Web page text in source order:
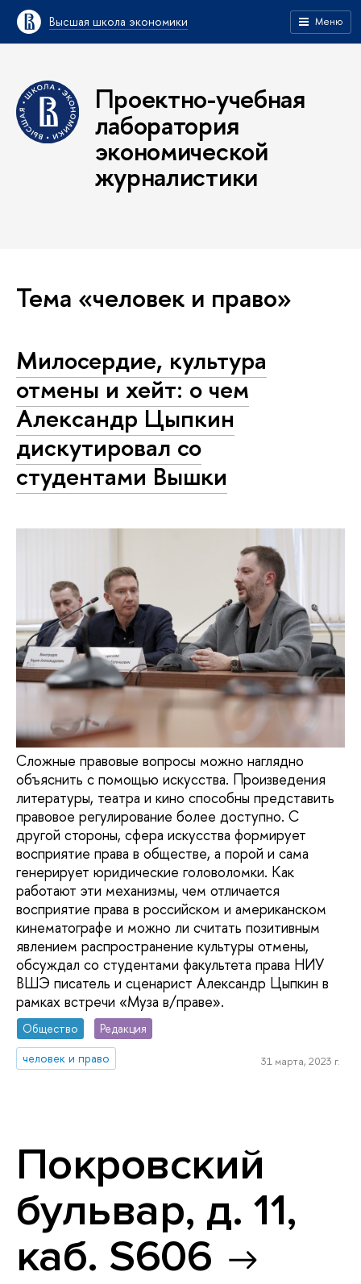
Высшая школа экономики Меню
Проектно-учебная
лаборатория
экономической
журналистики
Тема «человек и право»
Милосердие, культура
отмены и хейт: о чем
Александр Цыпкин
дискутировал со
студентами Вышки
Сложные правовые вопросы можно наглядно
объяснить с помощью искусства. Произведения
литературы, театра и кино способны представить
правовое регулирование более доступно. С
другой стороны, сфера искусства формирует
восприятие права в обществе, а порой и сама
генерирует юридические головоломки. Как
работают эти механизмы, чем отличается
восприятие права в российском и американском
кинематографе и можно ли считать позитивным
явлением распространение культуры отмены,
обсуждал со студентами факультета права НИУ
ВШЭ писатель и сценарист Александр Цыпкин в
рамках встречи «Муза в/праве».
Общество
Редакция
человек и право
31 марта, 2023 г.
Покровский
бульвар, д. 11,
каб. S606